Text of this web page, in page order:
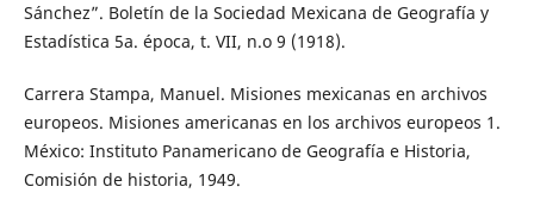
Sánchez”. Boletín de la Sociedad Mexicana de Geografía y
Estadística 5a. época, t. VII, n.o 9 (1918).
Carrera Stampa, Manuel. Misiones mexicanas en archivos
europeos. Misiones americanas en los archivos europeos 1.
México: Instituto Panamericano de Geografía e Historia,
Comisión de historia, 1949.